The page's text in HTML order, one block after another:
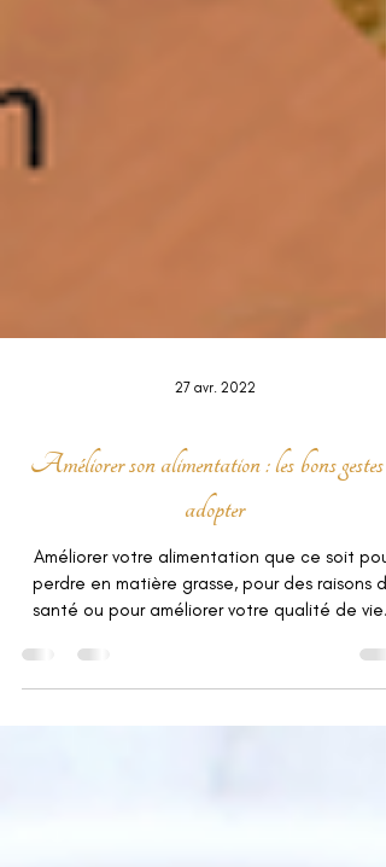
27 avr. 2022
Améliorer son alimentation : les bons gestes à
adopter
Améliorer votre alimentation que ce soit pour
santé ou pour améliorer votre qualité de vie...